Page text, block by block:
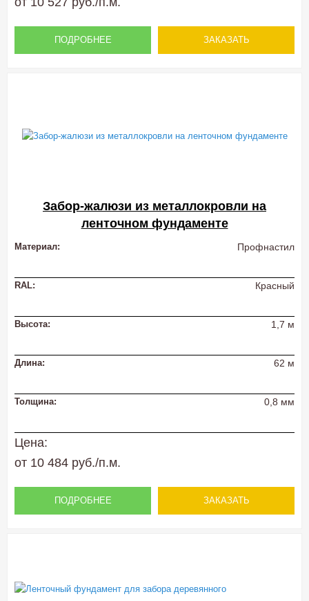
ПОДРОБНЕЕ ЗАКАЗАТЬ
Забор-жалюзи из металлокровли на
ленточном фундаменте
Материал: Профнастил
RAL: Красный
Высота: 1,7 м
Длина: 62 м
Толщина: 0,8 мм
Цена:
от 10 484 руб./п.м.
ПОДРОБНЕЕ ЗАКАЗАТЬ